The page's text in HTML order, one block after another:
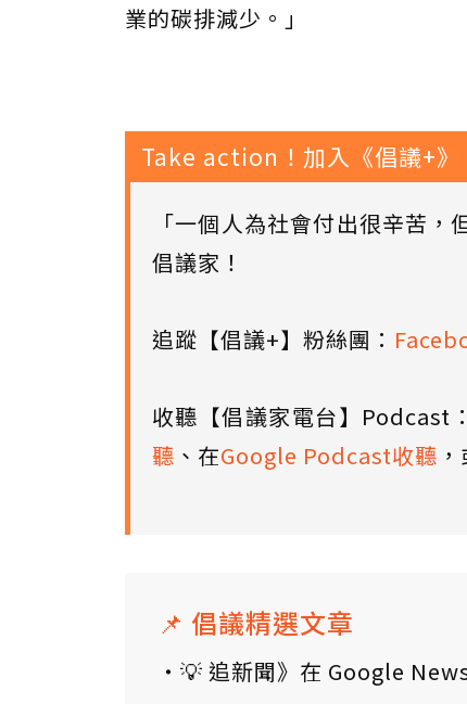
業的碳排減少。」
Take action！加入《倡議+》
「一個人為社會付出很辛苦
倡議家！
追蹤【倡議+】粉絲團：
收聽【倡議家電台】Podcast
聽 、在Google Podcast收聽
📌 倡議精選文章
💡 追新聞》在 Google